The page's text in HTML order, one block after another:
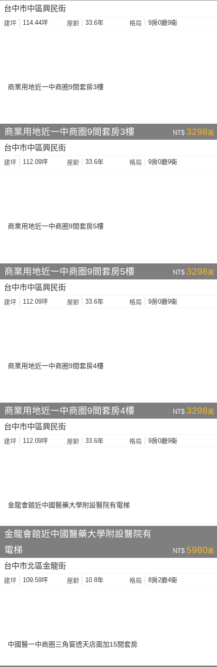
台中市中區興民街
建坪 114.44坪 屋齡 33.6年 格局 9房0廳9衛
商業用地近一中商圈9間套房3樓 NT$ 3298萬
台中市中區興民街
建坪 112.09坪 屋齡 33.6年 格局 9房0廳9衛
商業用地近一中商圈9間套房5樓 NT$ 3298萬
台中市中區興民街
建坪 112.09坪 屋齡 33.6年 格局 9房0廳9衛
商業用地近一中商圈9間套房4樓 NT$ 3298萬
台中市中區興民街
建坪 112.09坪 屋齡 33.6年 格局 9房0廳9衛
金龍會館近中國醫藥大學附設醫院有
電梯
NT$ 5980萬
台中市北區金龍街
建坪 109.59坪 屋齡 10.8年 格局 8房2廳4衛